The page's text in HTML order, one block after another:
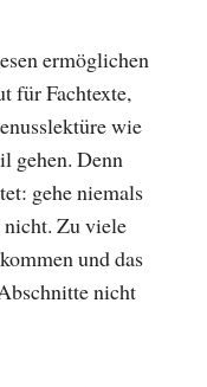
ermöglichen
für Fachtexte,
wie
gehen. Denn
gehe niemals
nicht. Zu viele
und das
nicht